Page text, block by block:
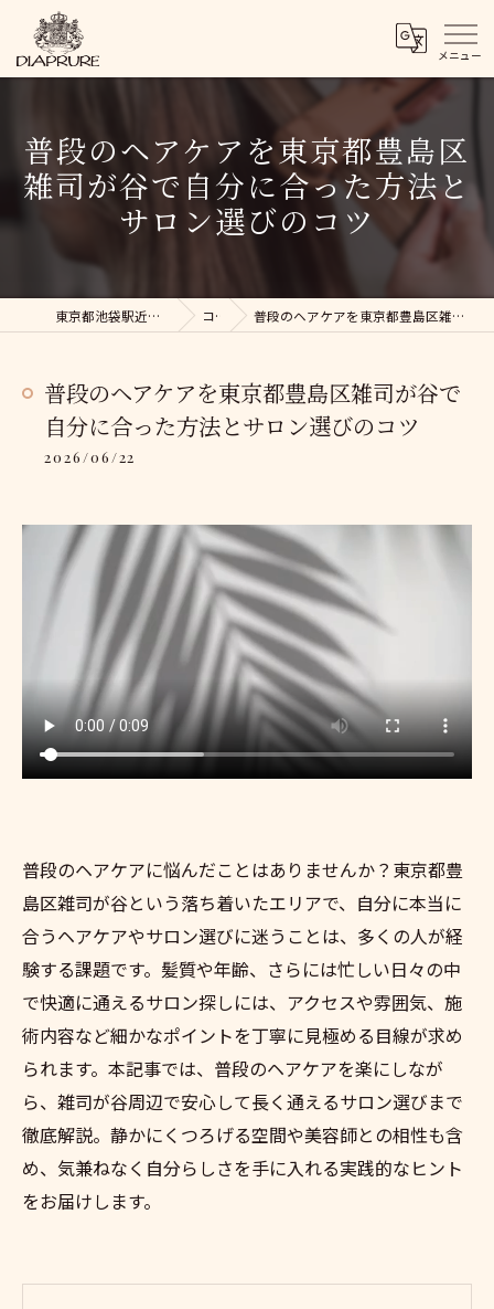
普段のヘアケアを東京都豊島区
雑司が谷で自分に合った方法と
サロン選びのコツ
東京都池袋駅近くの美容院ならDIAPRURE コラム 普段のヘアケアを東京都豊島区雑司が谷で自分に合った方法とサロン選びのコツ
普段のヘアケアを東京都豊島区雑司が谷で
自分に合った方法とサロン選びのコツ
2026/06/22
普段のヘアケアに悩んだことはありませんか？東京都豊
島区雑司が谷という落ち着いたエリアで、自分に本当に
合うヘアケアやサロン選びに迷うことは、多くの人が経
験する課題です。髪質や年齢、さらには忙しい日々の中
で快適に通えるサロン探しには、アクセスや雰囲気、施
術内容など細かなポイントを丁寧に見極める目線が求め
られます。本記事では、普段のヘアケアを楽にしなが
ら、雑司が谷周辺で安心して長く通えるサロン選びまで
徹底解説。静かにくつろげる空間や美容師との相性も含
め、気兼ねなく自分らしさを手に入れる実践的なヒント
をお届けします。